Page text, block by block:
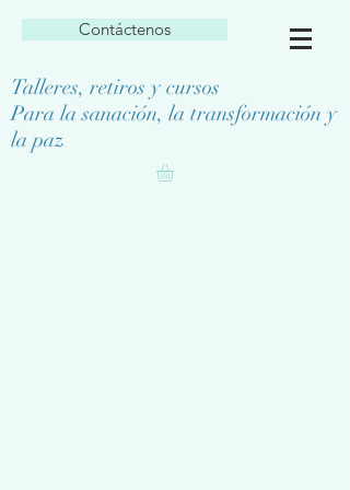
Contáctenos
Talleres, retiros y cursos
Para la sanación, la transformación y
la paz